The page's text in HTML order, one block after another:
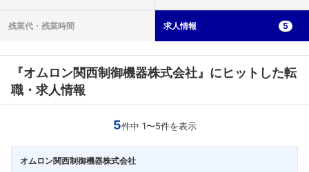
残業代・ 残業時間 求人情報 5
『オムロン関西制御機器株式会社』にヒットした転
職・求人情報
5件中 1〜5件を表示
オムロン関西制御機器株式会社